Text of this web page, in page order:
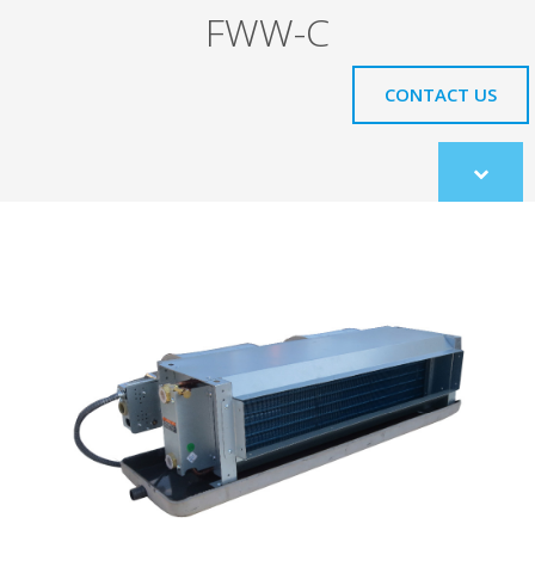
FWW-C
CONTACT US
Scroll
to